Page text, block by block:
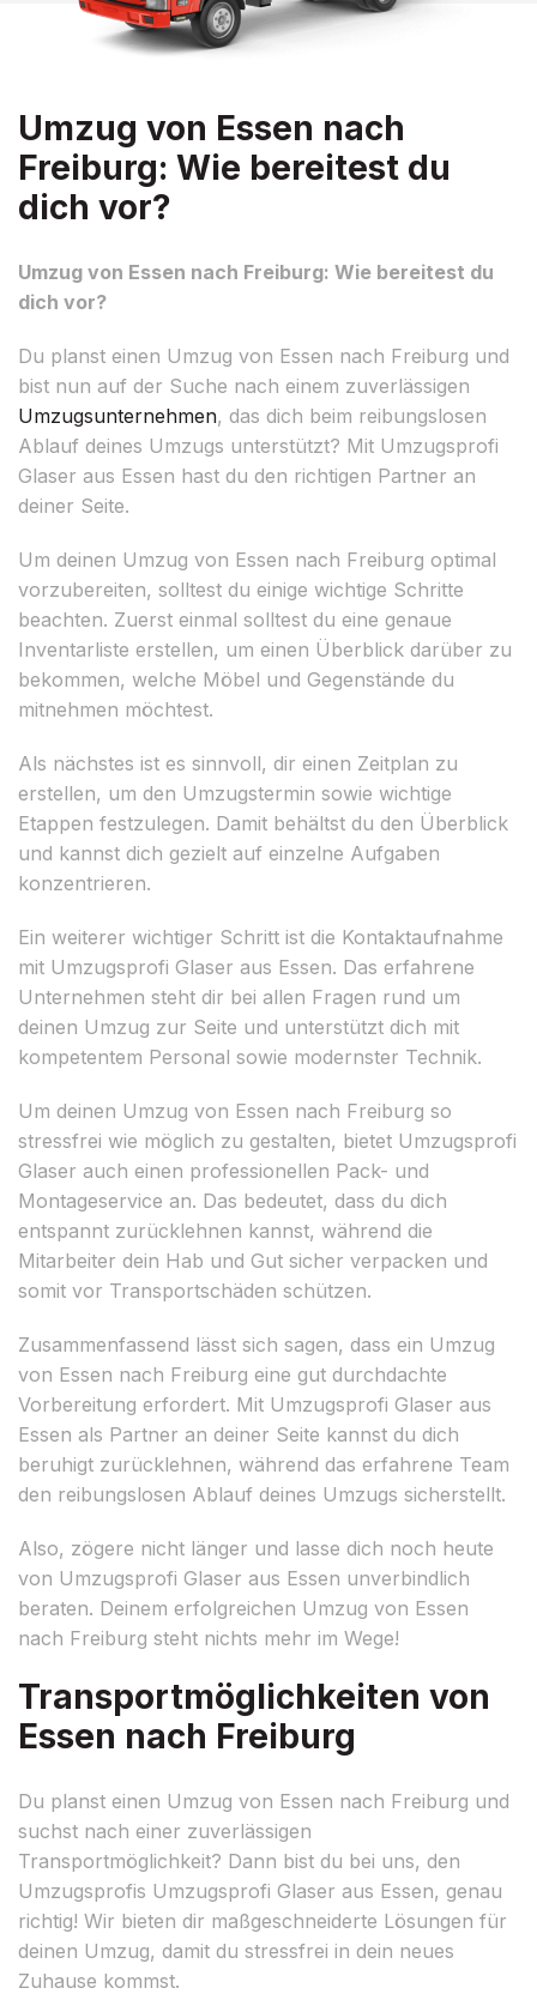
Umzug von Essen nach
Freiburg: Wie bereitest du
dich vor?
Umzug von Essen nach Freiburg: Wie bereitest du
dich vor?
Du planst einen Umzug von Essen nach Freiburg und
bist nun auf der Suche nach einem zuverlässigen
Umzugsunternehmen, das dich beim reibungslosen
Ablauf deines Umzugs unterstützt? Mit Umzugsprofi
Glaser aus Essen hast du den richtigen Partner an
deiner Seite.
Um deinen Umzug von Essen nach Freiburg optimal
vorzubereiten, solltest du einige wichtige Schritte
beachten. Zuerst einmal solltest du eine genaue
Inventarliste erstellen, um einen Überblick darüber zu
bekommen, welche Möbel und Gegenstände du
mitnehmen möchtest.
Als nächstes ist es sinnvoll, dir einen Zeitplan zu
erstellen, um den Umzugstermin sowie wichtige
Etappen festzulegen. Damit behältst du den Überblick
und kannst dich gezielt auf einzelne Aufgaben
konzentrieren.
Ein weiterer wichtiger Schritt ist die Kontaktaufnahme
mit Umzugsprofi Glaser aus Essen. Das erfahrene
Unternehmen steht dir bei allen Fragen rund um
deinen Umzug zur Seite und unterstützt dich mit
kompetentem Personal sowie modernster Technik.
Um deinen Umzug von Essen nach Freiburg so
stressfrei wie möglich zu gestalten, bietet Umzugsprofi
Glaser auch einen professionellen Pack- und
Montageservice an. Das bedeutet, dass du dich
entspannt zurücklehnen kannst, während die
Mitarbeiter dein Hab und Gut sicher verpacken und
somit vor Transportschäden schützen.
Zusammenfassend lässt sich sagen, dass ein Umzug
von Essen nach Freiburg eine gut durchdachte
Vorbereitung erfordert. Mit Umzugsprofi Glaser aus
Essen als Partner an deiner Seite kannst du dich
beruhigt zurücklehnen, während das erfahrene Team
den reibungslosen Ablauf deines Umzugs sicherstellt.
Also, zögere nicht länger und lasse dich noch heute
von Umzugsprofi Glaser aus Essen unverbindlich
beraten. Deinem erfolgreichen Umzug von Essen
nach Freiburg steht nichts mehr im Wege!
Transportmöglichkeiten von
Essen nach Freiburg
Du planst einen Umzug von Essen nach Freiburg und
suchst nach einer zuverlässigen
Transportmöglichkeit? Dann bist du bei uns, den
Umzugsprofis Umzugsprofi Glaser aus Essen, genau
richtig! Wir bieten dir maßgeschneiderte Lösungen für
deinen Umzug, damit du stressfrei in dein neues
Zuhause kommst.